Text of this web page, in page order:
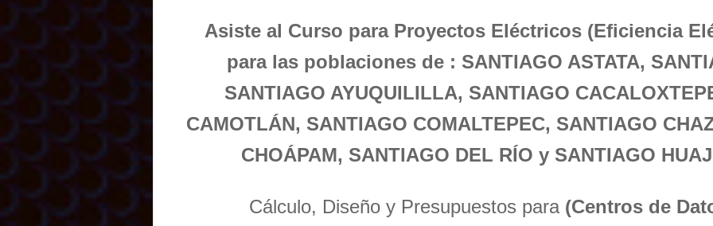
Asiste al Curso para Proyectos Eléctricos (Eficiencia
para las poblaciones de : SANTIAGO ASTATA,
SANTIAGO AYUQUILILLA, SANTIAGO
CAMOTLÁN, SANTIAGO COMALTEPEC, SANTIAGO
CHOÁPAM, SANTIAGO DEL RÍO y SANTIAGO
Cálculo, Diseño y Presupuestos para (Centros de